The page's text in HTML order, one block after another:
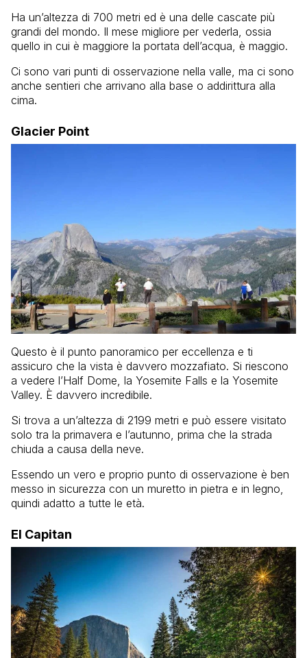
Ha un’altezza di 700 metri ed è una delle cascate più
grandi del mondo. Il mese migliore per vederla, ossia
quello in cui è maggiore la portata dell’acqua, è maggio.
Ci sono vari punti di osservazione nella valle, ma ci sono
anche sentieri che arrivano alla base o addirittura alla
cima.
Glacier Point
Questo è il punto panoramico per eccellenza e ti
assicuro che la vista è davvero mozzafiato. Si riescono
a vedere l’Half Dome, la Yosemite Falls e la Yosemite
Valley. È davvero incredibile.
Si trova a un’altezza di 2199 metri e può essere visitato
solo tra la primavera e l’autunno, prima che la strada
chiuda a causa della neve.
Essendo un vero e proprio punto di osservazione è ben
messo in sicurezza con un muretto in pietra e in legno,
quindi adatto a tutte le età.
El Capitan